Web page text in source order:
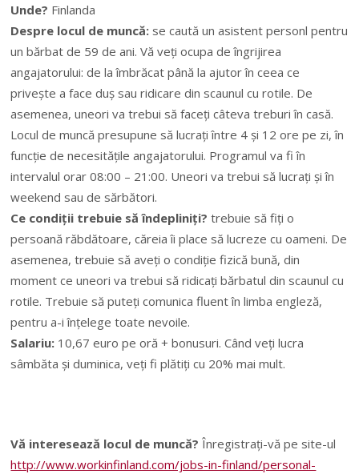
Unde? Finlanda
Despre locul de muncă: se caută un asistent personl pentru
un bărbat de 59 de ani. Vă veți ocupa de îngrijirea
angajatorului: de la îmbrăcat până la ajutor în ceea ce
privește a face duș sau ridicare din scaunul cu rotile. De
asemenea, uneori va trebui să faceți câteva treburi în casă.
Locul de muncă presupune să lucrați între 4 și 12 ore pe zi, în
funcție de necesitățile angajatorului. Programul va fi în
intervalul orar 08:00 – 21:00. Uneori va trebui să lucrați și în
weekend sau de sărbători.
Ce condiții trebuie să îndepliniți? trebuie să fiți o
persoană răbdătoare, căreia îi place să lucreze cu oameni. De
asemenea, trebuie să aveți o condiție fizică bună, din
moment ce uneori va trebui să ridicați bărbatul din scaunul cu
rotile. Trebuie să puteți comunica fluent în limba engleză,
pentru a-i înțelege toate nevoile.
Salariu: 10,67 euro pe oră + bonusuri. Când veți lucra
sâmbăta și duminica, veți fi plătiți cu 20% mai mult.
Vă interesează locul de muncă? Înregistrați-vă pe site-ul
http://www.workinfinland.com/jobs-in-finland/personal-